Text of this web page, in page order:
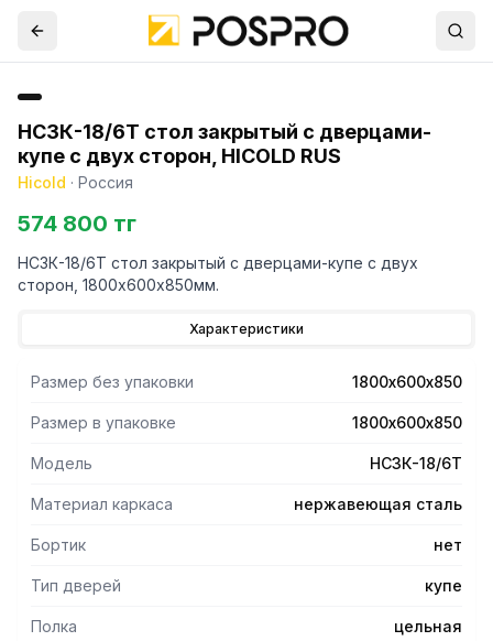
НСЗК-18/6Т стол закрытый с дверцами-
купе с двух сторон, HICOLD RUS
Hicold · Россия
574 800 тг
НСЗК-18/6Т стол закрытый с дверцами-купе с двух
сторон, 1800х600х850мм.
Характеристики
Размер без упаковки 1800х600х850
Размер в упаковке 1800х600х850
Модель НСЗК-18/6Т
Материал каркаса нержавеющая сталь
Бортик нет
Тип дверей купе
Полка цельная